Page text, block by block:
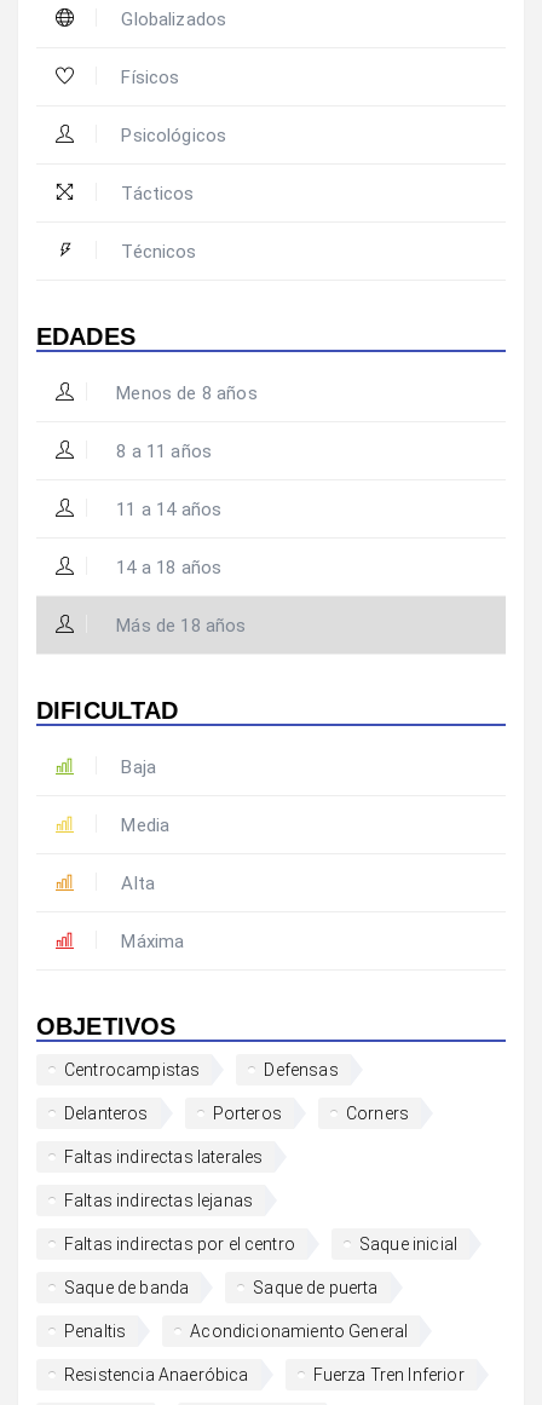
Globalizados
Físicos
Psicológicos
Tácticos
Técnicos
EDADES
Menos de 8 años
8 a 11 años
11 a 14 años
14 a 18 años
Más de 18 años
DIFICULTAD
Baja
Media
Alta
Máxima
OBJETIVOS
Centrocampistas Defensas
Delanteros Porteros Corners
Faltas indirectas laterales
Faltas indirectas lejanas
Faltas indirectas por el centro Saque inicial
Saque de banda Saque de puerta
Penaltis Acondicionamiento General
Resistencia Anaeróbica Fuerza Tren Inferior